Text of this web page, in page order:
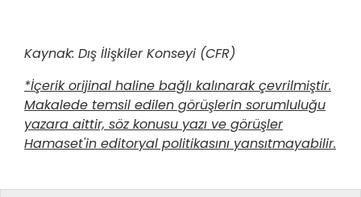
Kaynak: Dış İlişkiler Konseyi (CFR)
*İçerik orijinal haline bağlı kalınarak çevrilmiştir.
Makalede temsil edilen görüşlerin sorumluluğu
yazara aittir, söz konusu yazı ve görüşler
Hamaset'in editoryal politikasını yansıtmayabilir.